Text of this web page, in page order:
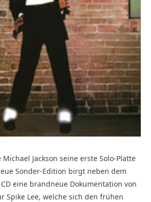
Jackson seine erste Solo-Platte
Sonder-Edition birgt neben dem
eine brandneue Dokumentation von
Spike Lee, welche sich den frühen